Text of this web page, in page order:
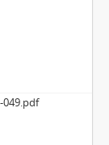
049.pdf